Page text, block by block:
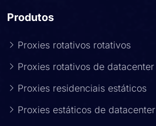
Produtos
Proxies rotativos rotativos
Proxies rotativos de datacenter
Proxies residenciais estáticos
Proxies estáticos de datacenter